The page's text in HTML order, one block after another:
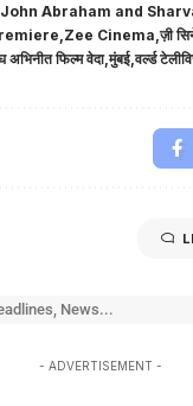
Abraham and
Zee Cinema ज़ी
अभिनीत फिल्म वेदा मुंबई वर्ल्ड
- ADVERTISEMENT -